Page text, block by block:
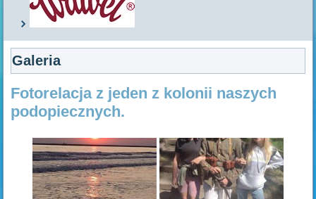
Galeria
Fotorelacja z jeden z kolonii naszych
podopiecznych.